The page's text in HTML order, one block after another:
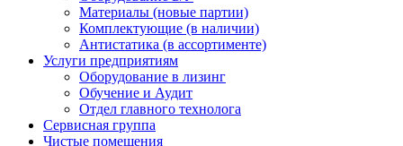
Материалы (новые партии)
Комплектующие (в наличии)
Антистатика (в ассортименте)
Услуги предприятиям
Оборудование в лизинг
Обучение и Аудит
Отдел главного технолога
Сервисная группа
Чистые помещения